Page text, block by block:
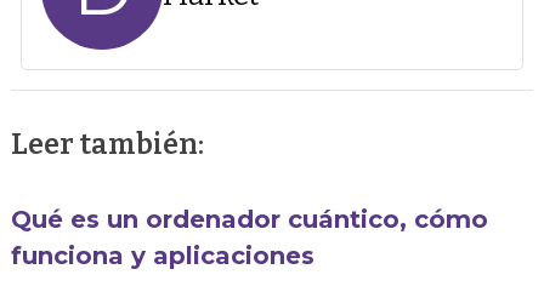
Leer también:
Qué es un ordenador cuántico, cómo
funciona y aplicaciones